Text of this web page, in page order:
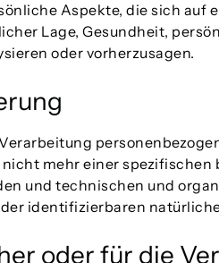
Aspekte, die sich auf
Lage, Gesundheit,
oder vorherzusagen.
mehr einer
und technischen und
identifizierbaren
oder für die